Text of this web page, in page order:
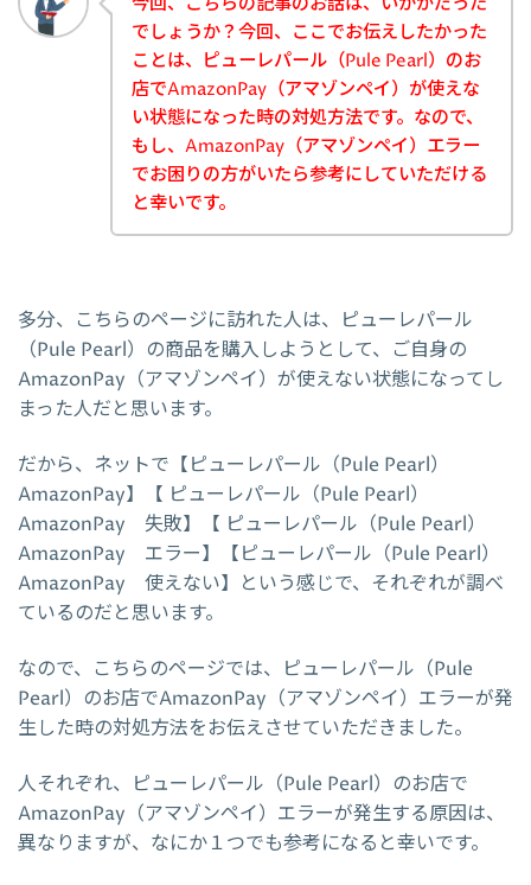
でしょうか？今回、ここでお伝えしたかった
ことは、ピューレパール（Pule Pearl）のお
店でAmazonPay（アマゾンペイ）が使えな
い状態になった時の対処方法です。なので、
もし、AmazonPay（アマゾンペイ）エラー
でお困りの方がいたら参考にしていただける
と幸いです。
多分、こちらのページに訪れた人は、ピューレパール
（Pule Pearl）の商品を購入しようとして、ご自身の
AmazonPay（アマゾンペイ）が使えない状態になってし
まった人だと思います。
だから、ネットで【ピューレパール（Pule Pearl）
AmazonPay】【 ピューレパール（Pule Pearl）
AmazonPay 失敗】【 ピューレパール（Pule Pearl）
AmazonPay エラー】【ピューレパール（Pule Pearl）
AmazonPay 使えない】という感じで、それぞれが調べ
ているのだと思います。
なので、こちらのページでは、ピューレパール（Pule
Pearl）のお店でAmazonPay（アマゾンペイ）エラーが発
生した時の対処方法をお伝えさせていただきました。
人それぞれ、ピューレパール（Pule Pearl）のお店で
AmazonPay（アマゾンペイ）エラーが発生する原因は、
異なりますが、なにか１つでも参考になると幸いです。